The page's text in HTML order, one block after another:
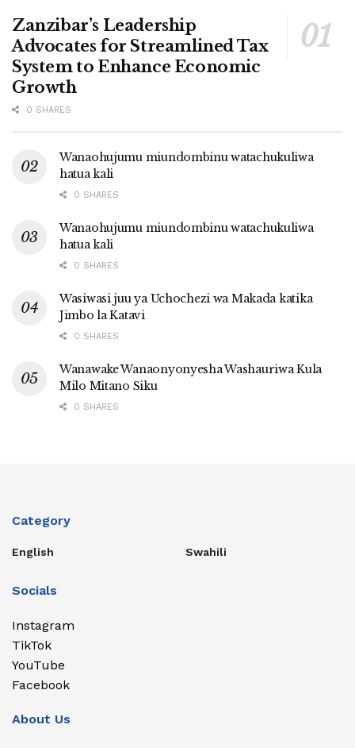
Zanzibar’s Leadership
Advocates for Streamlined Tax
System to Enhance Economic
Growth
0 SHARES
Wanaohujumu miundombinu watachukuliwa
hatua kali
0 SHARES
Wanaohujumu miundombinu watachukuliwa
hatua kali
0 SHARES
Wasiwasi juu ya Uchochezi wa Makada katika
Jimbo la Katavi
0 SHARES
Wanawake Wanaonyonyesha Washauriwa Kula
Milo Mitano Siku
0 SHARES
Category
English Swahili
Socials
Instagram
TikTok
YouTube
Facebook
About Us